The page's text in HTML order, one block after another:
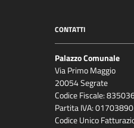
CONTATTI
Palazzo Comunale
Via Primo Maggio
20054 Segrate
Codice Fiscale:
Partita IVA:
Codice Unico